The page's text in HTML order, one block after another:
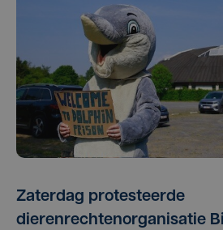
Zaterdag protesteerde
dierenrechtenorganisatie